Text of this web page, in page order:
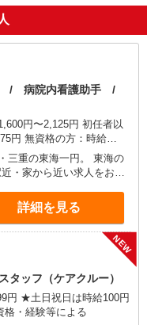
/ 病院内看護助手 /
円〜2,125円 初任者以
円 無資格の方：時給
る） +0円で介護資格が取
（別途規定） ★給与日払い制度あり！
三重の東海一円。 東海の
・家から近い求人をお探
詳細を見る
NEW
ッフ（ケアクルー）
100円
・経験等による